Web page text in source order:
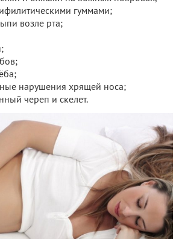
гуммами;
возле рта;
нарушения хрящей носа;
череп и скелет.